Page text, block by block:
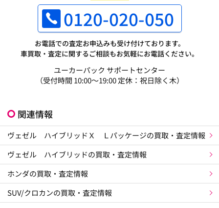
0120-020-050
お電話での査定お申込みも受け付けております。
車買取・査定に関するご相談もお気軽にお電話ください。
ユーカーパック サポートセンター
（受付時間 10:00～19:00 定休：祝日除く木）
関連情報
ヴェゼル ハイブリッドＸ Ｌパッケージの買取・査定情報
ヴェゼル ハイブリッドの買取・査定情報
ホンダの買取・査定情報
SUV/クロカンの買取・査定情報